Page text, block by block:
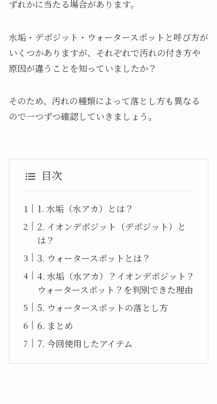
ずれかに当たる場合があります。
水垢・デポジット・ウォータースポットと呼び方が
いくつかありますが、それぞれで汚れの付き方や
原因が違うことを知っていましたか？
そのため、汚れの種類によって落とし方も異なる
ので一つずつ確認していきましょう。
目次
1. 水垢（水アカ）とは？
2. イオンデポジット（デポジット）と
は？
3. ウォータースポットとは？
4. 水垢（水アカ）？イオンデポジット？
ウォータースポット？を判別できた理由
5. ウォータースポットの落とし方
6. まとめ
7. 今回使用したアイテム